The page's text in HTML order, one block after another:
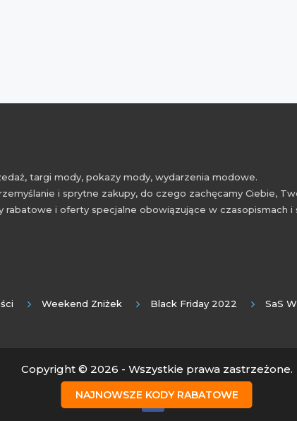
NAJNOWSZE KODY RABATOWE
targi mody, pokazy mody, wydarzenia modowe.
i sprytne zakupy, do czego zachęcamy Ciebie,
i oferty specjalne obowiązujące w czasopismach
Weekend Zniżek Black Friday 2022 SaS
Copyright © 2026 - Wszystkie prawa zastrzeżone.